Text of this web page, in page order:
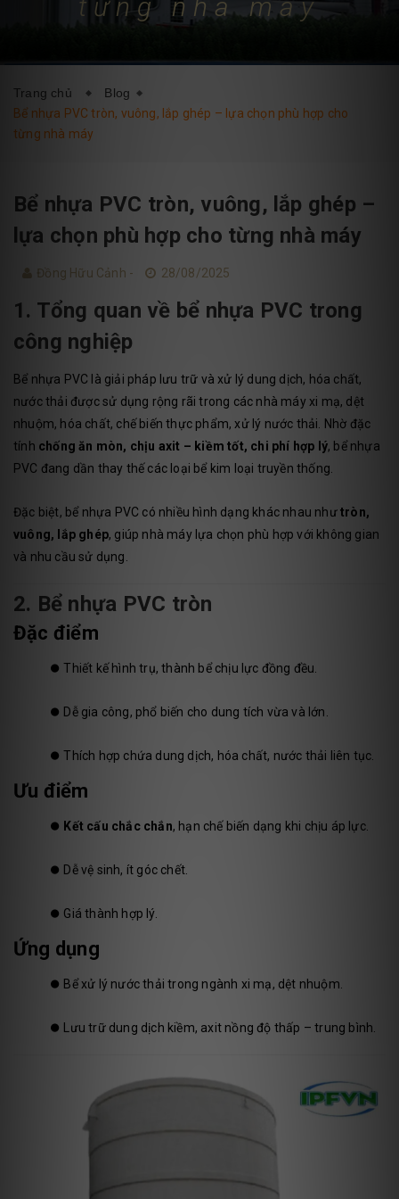
BLOG LIÊN HỆ
từng nhà máy
Trang chủ
Blog
Bể nhựa PVC tròn, vuông, lắp ghép – lựa chọn phù hợp cho
từng nhà máy
Bể nhựa PVC tròn, vuông, lắp ghép –
lựa chọn phù hợp cho từng nhà máy
Đồng Hữu Cảnh - 28/08/2025
1. Tổng quan về bể nhựa PVC trong
công nghiệp
Bể nhựa PVC là giải pháp lưu trữ và xử lý dung dịch, hóa chất,
nước thải được sử dụng rộng rãi trong các nhà máy xi mạ, dệt
nhuộm, hóa chất, chế biến thực phẩm, xử lý nước thải. Nhờ đặc
tính chống ăn mòn, chịu axit – kiềm tốt, chi phí hợp lý, bể nhựa
PVC đang dần thay thế các loại bể kim loại truyền thống.
Đặc biệt, bể nhựa PVC có nhiều hình dạng khác nhau nhưtròn,
vuông, lắp ghép, giúp nhà máy lựa chọn phù hợp với không gian
và nhu cầu sử dụng.
2. Bể nhựa PVC tròn
Đặc điểm
⏺️Thiết kế hình trụ, thành bể chịu lực đồng đều.
⏺️ Dễ gia công, phổ biến cho dung tích vừa và lớn.
⏺️Thích hợp chứa dung dịch, hóa chất, nước thải liên tục.
Ưu điểm
⏺️ Kết cấu chắc chắn, hạn chế biến dạng khi chịu áp lực.
⏺️ Dễ vệ sinh, ít góc chết.
⏺️ Giá thành hợp lý.
Ứng dụng
⏺️ Bể xử lý nước thải trong ngành xi mạ, dệt nhuộm.
⏺️ Lưu trữ dung dịch kiềm, axit nồng độ thấp – trung bình.